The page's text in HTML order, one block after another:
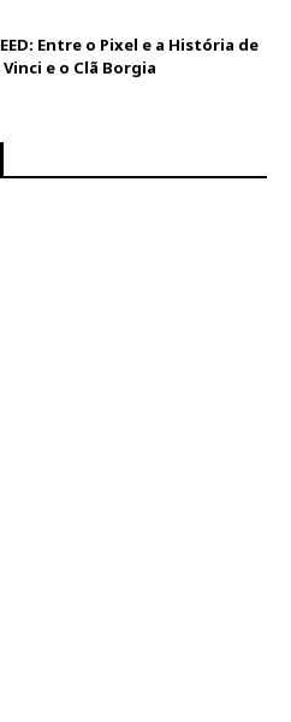
Entre o Pixel e a História de
e o Clã Borgia